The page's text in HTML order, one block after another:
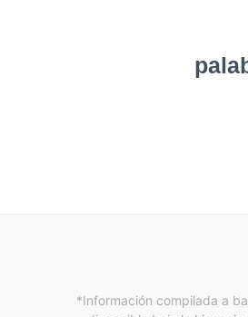
*Información compilada a